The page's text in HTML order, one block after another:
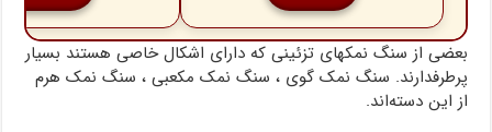
بعضی از سنگ نمکهای تزئینی که دارای اشکال خاصی هستند بسیار
پرطرفدارند. سنگ نمک گوی ، سنگ نمک مکعبی ، سنگ نمک هرم
از این دسته‌اند.